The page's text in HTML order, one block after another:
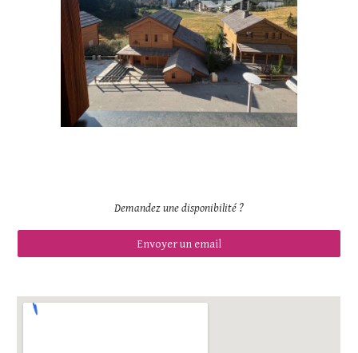
Demandez une disponibilité ?
Envoyer un email